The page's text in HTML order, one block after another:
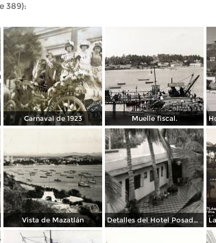
389):
Carnaval de 1923 Muelle fiscal.
Vista de Mazatlán Detalles del Hotel Posada Colonial